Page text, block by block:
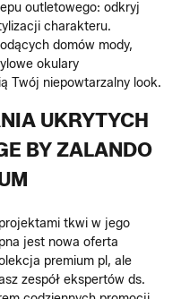
outletowego: odkryj
charakteru.
domów mody,
okulary
Twój niepowtarzalny look.
UKRYTYCH
BY ZALANDO
tkwi w jego
jest nowa oferta
premium pl, ale
zespół ekspertów ds.